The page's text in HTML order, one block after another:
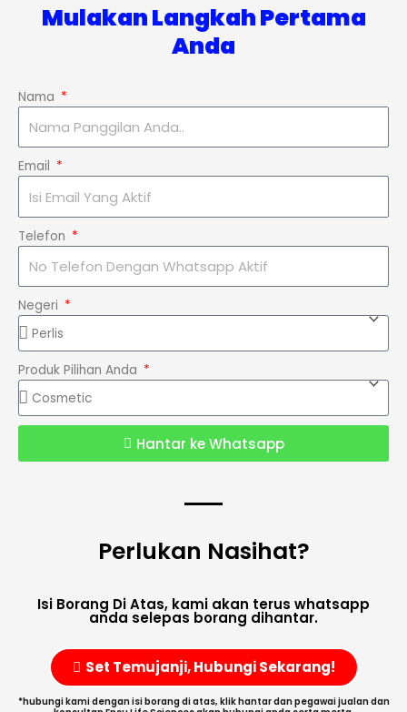
Mulakan Langkah Pertama
Anda
Nama
Email
Telefon
Negeri
Produk Pilihan Anda
Hantar ke Whatsapp
Perlukan Nasihat?
Isi Borang Di Atas, kami akan terus whatsapp
anda selepas borang dihantar.
Set Temujanji, Hubungi Sekarang!
*hubungi kami dengan isi borang di atas, klik hantar dan pegawai jualan dan